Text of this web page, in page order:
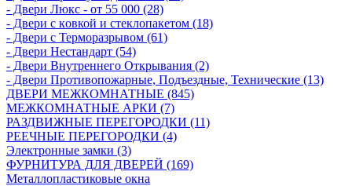
- Двери Люкс - от 55 000 (28)
- Двери с кoвкой и стеклопакетом (18)
- Двери с Терморазрывом (61)
- Двери Нecтaндaрт (54)
- Двери Внутреннего Открывания (2)
- Двери Противопожарные, Подъездные, Технические (13)
ДВЕРИ МЕЖКОМНАТНЫЕ (845)
МЕЖКОМНАТНЫЕ АРКИ (7)
РАЗДВИЖНЫЕ ПЕРЕГОРОДКИ (11)
РЕЕЧНЫЕ ПЕРЕГОРОДКИ (4)
Электронные замки (3)
ФУРНИТУРА ДЛЯ ДВЕРЕЙ (169)
Металлопластиковые окна